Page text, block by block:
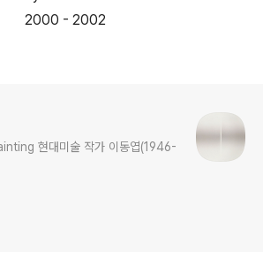
2000 - 2002
동엽(1946-